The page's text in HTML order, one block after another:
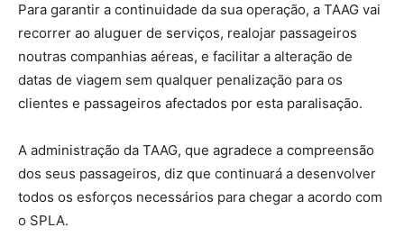
Para garantir a continuidade da sua operação, a TAAG vai
recorrer ao aluguer de serviços, realojar passageiros
noutras companhias aéreas, e facilitar a alteração de
datas de viagem sem qualquer penalização para os
clientes e passageiros afectados por esta paralisação.
A administração da TAAG, que agradece a compreensão
dos seus passageiros, diz que continuará a desenvolver
todos os esforços necessários para chegar a acordo com
o SPLA.